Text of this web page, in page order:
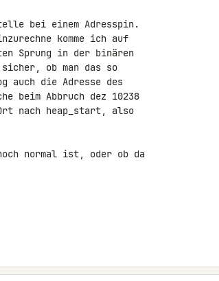
bei einem Adresspin.
komme ich auf
Sprung in der binären
ob man das so
auch die Adresse des
beim Abbruch dez 10238
nach heap_start, also
normal ist, oder ob da